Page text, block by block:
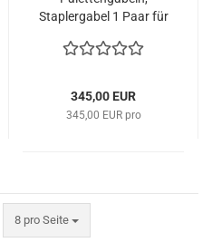
Staplergabel 1 Paar für
345,00 EUR
345,00 EUR pro
8 pro Seite
pro Seite